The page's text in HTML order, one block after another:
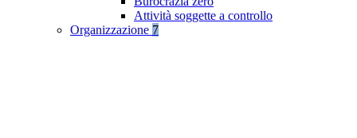
Attività soggette a controllo
Organizzazione 7